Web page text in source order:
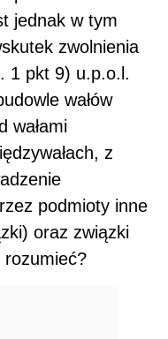
jednak w tym
zwolnienia
1 pkt 9) u.p.o.l.
wałów
wałami
z
podmioty inne
oraz związki
rozumieć?